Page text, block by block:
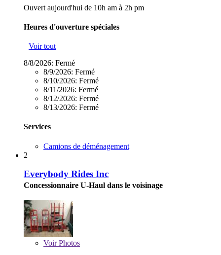
Ouvert aujourd'hui de 10h am à 2h pm
Heures d'ouverture spéciales
Voir tout
8/8/2026: Fermé
8/9/2026: Fermé
8/10/2026: Fermé
8/11/2026: Fermé
8/12/2026: Fermé
8/13/2026: Fermé
Services
Camions de déménagement
2
Everybody Rides Inc
Concessionnaire U-Haul dans le voisinage
VoirPhotos